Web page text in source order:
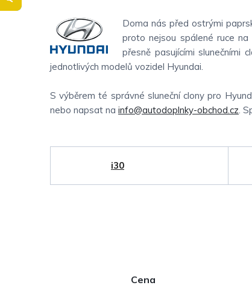
Doma nás před ostrými
proto nejsou spálené ruce
přesně pasujícími slunečními
jednotlivých modelů vozidel Hyundai.
S výběrem té správné sluneční clony pro
nebo napsat na info@autodoplnky-obchod.cz.
i30
Cena